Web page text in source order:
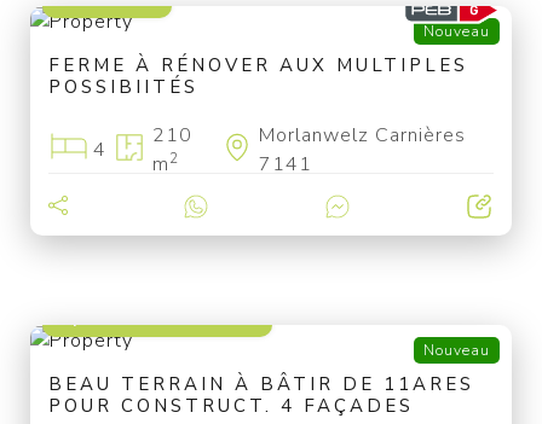
Nouveau
FERME À RÉNOVER AUX MULTIPLES
POSSIBIITÉS
4
210
m2
Morlanwelz Carnières
7141
Nouveau
BEAU TERRAIN À BÂTIR DE 11ARES
POUR CONSTRUCT. 4 FAÇADES